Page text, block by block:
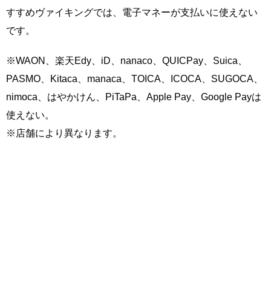
すすめヴァイキングでは、電子マネーが支払いに使えない
です。
※WAON、楽天Edy、iD、nanaco、QUICPay、Suica、
PASMO、Kitaca、manaca、TOICA、ICOCA、SUGOCA、
nimoca、はやかけん、PiTaPa、Apple Pay、Google Payは
使えない。
※店舗により異なります。